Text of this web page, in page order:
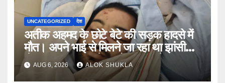
UNCATEGORIZED देश
अतीक अहमद के छोटे बेटे की सड़क हादसे में
मौत। अपने भाई से मिलने जा रहा था झांसी
जेल (सूत्र)। कार में 5 लोग सवार थे।
AUG 6, 2026 ALOK SHUKLA